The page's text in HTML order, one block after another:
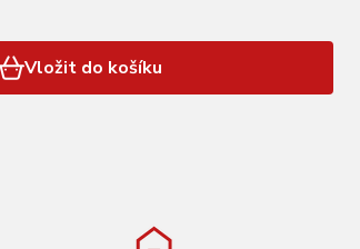
Vložit do košíku